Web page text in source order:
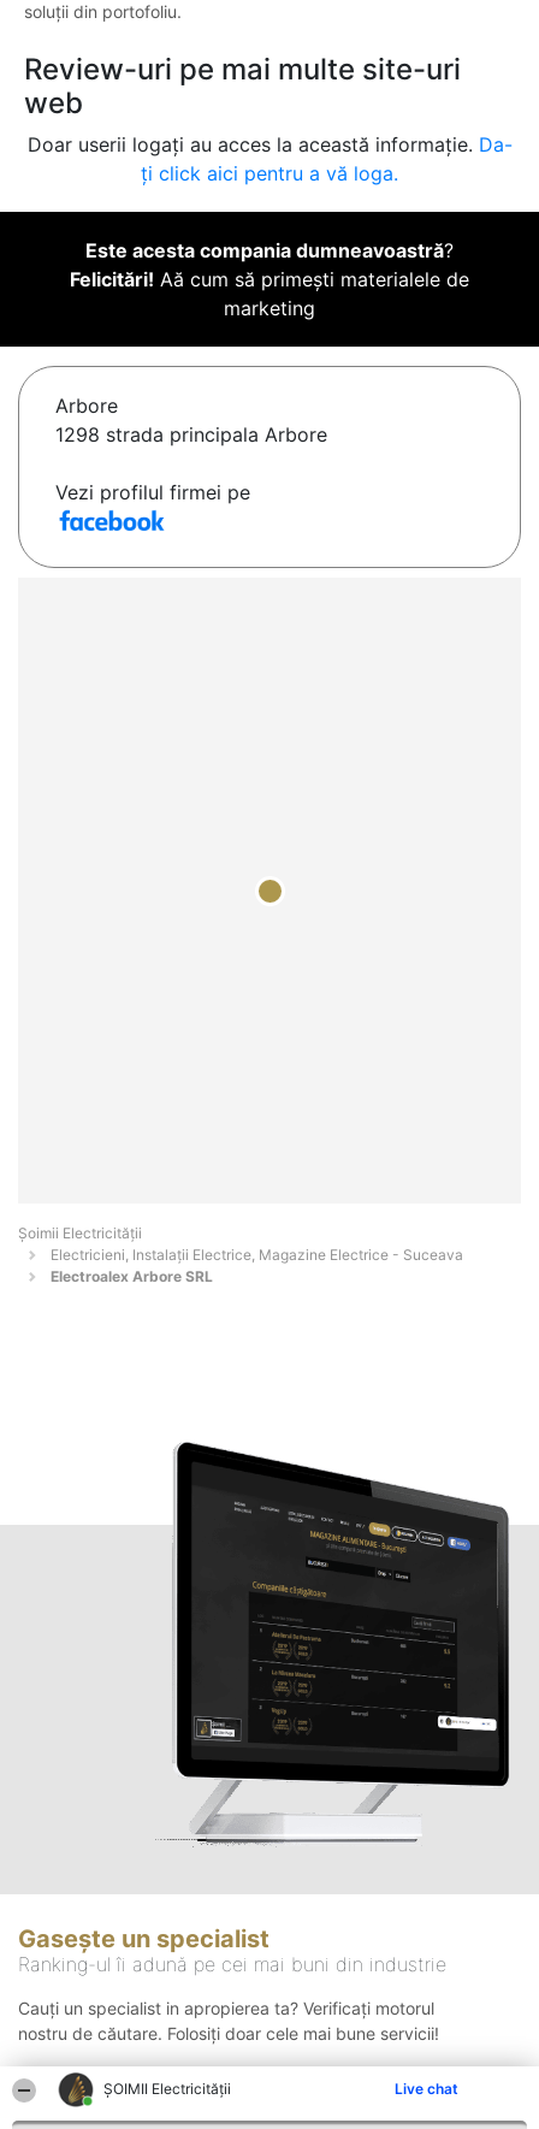
ȘOIMII Electricității Live chat
soluții din portofoliu.
Review-uri pe mai multe site-uri
web
Doar userii logați au acces la această informație. Da-
ți click aici pentru a vă loga.
Este acesta compania dumneavoastră?
Felicitări! Aă cum să primești materialele de
marketing
Arbore
1298 strada principala Arbore
Vezi profilul firmei pe
Șoimii Electricității
Electricieni, Instalații Electrice, Magazine Electrice - Suceava
Electroalex Arbore SRL
Gasește un specialist
Ranking-ul îi adună pe cei mai buni din industrie
Cauți un specialist in apropierea ta? Verificați motorul
nostru de căutare. Folosiți doar cele mai bune servicii!